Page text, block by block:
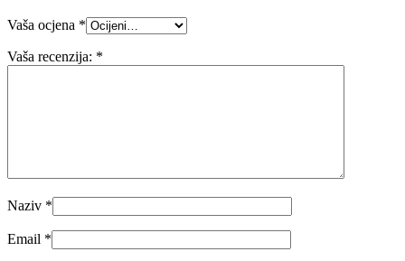
Vaša ocjena *
Vaša recenzija: *
Naziv *
Email *